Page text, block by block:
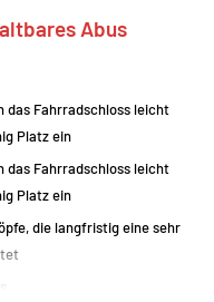
Abus
das Fahrradschloss leicht
Platz ein
das Fahrradschloss leicht
Platz ein
die langfristig eine sehr